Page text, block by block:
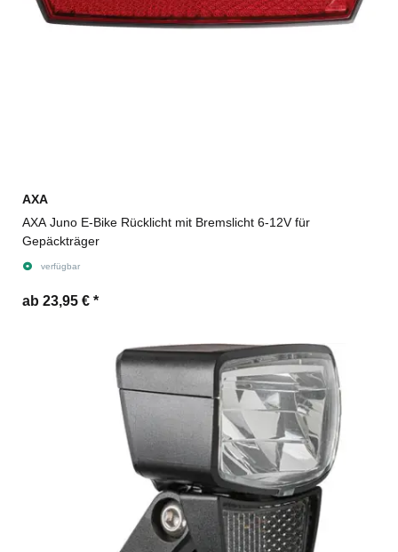
AXA
AXA Juno E-Bike Rücklicht mit Bremslicht 6-12V für
Gepäckträger
verfügbar
ab 23,95 € *